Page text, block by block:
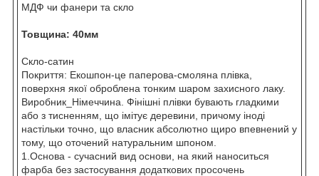
МДФ чи фанери та скло
Товщина: 40мм
Скло-сатин
Покриття: Екошпон-це паперова-смоляна плівка,
поверхня якої оброблена тонким шаром захисного лаку.
Виробник_Німеччина. Фінішні плівки бувають гладкими
або з тисненням, що імітує деревини, причому іноді
настільки точно, що власник абсолютно щиро впевнений у
тому, що оточений натуральним шпоном.
1.Основа - сучасний вид основи, на який наноситься
фарба без застосування додаткових просочень